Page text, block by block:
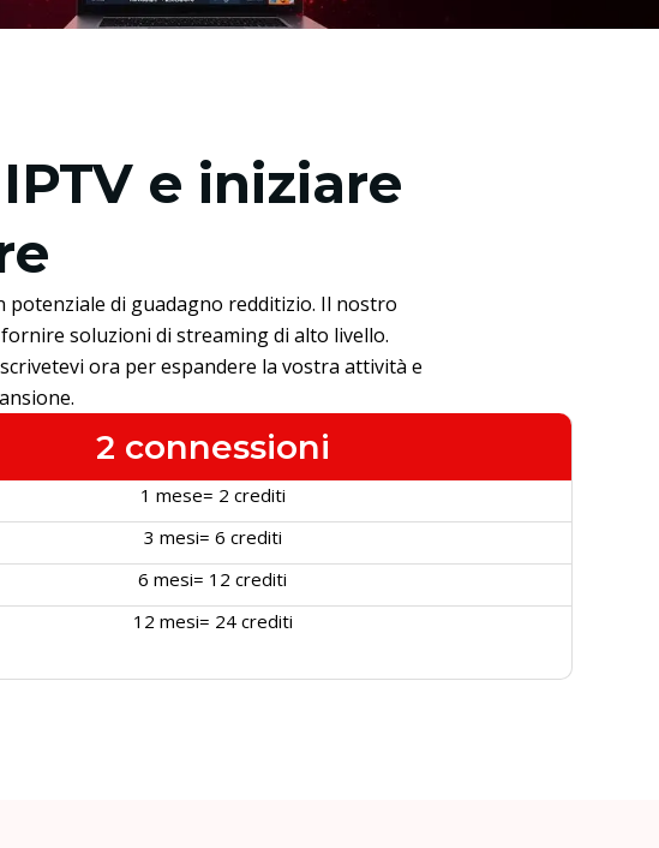
e iniziare
di guadagno redditizio. Il nostro
soluzioni di streaming di alto livello.
ora per espandere la vostra attività e
2 connessioni
1 mese= 2 crediti
3 mesi= 6 crediti
6 mesi= 12 crediti
12 mesi= 24 crediti